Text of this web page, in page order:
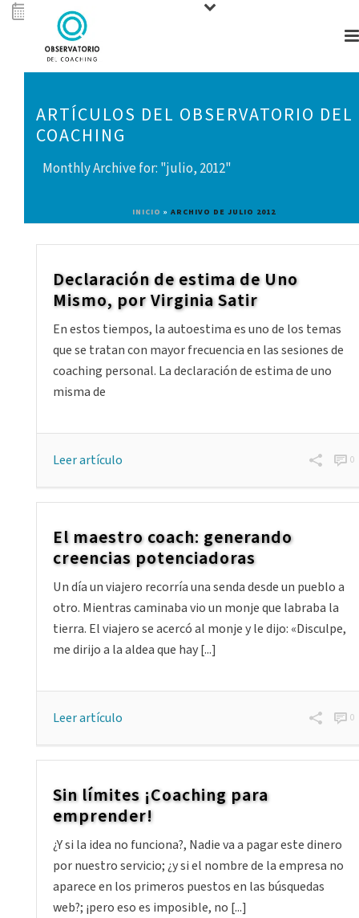
ARTÍCULOS DEL OBSERVATORIO DEL
COACHING
Monthly Archive for: "julio, 2012"
INICIO » ARCHIVO DE JULIO 2012
Declaración de estima de Uno
Mismo, por Virginia Satir
En estos tiempos, la autoestima es uno de los temas
que se tratan con mayor frecuencia en las sesiones de
coaching personal. La declaración de estima de uno
misma de
Leer artículo 0
El maestro coach: generando
creencias potenciadoras
Un día un viajero recorría una senda desde un pueblo a
otro. Mientras caminaba vio un monje que labraba la
tierra. El viajero se acercó al monje y le dijo: «Disculpe,
me dirijo a la aldea que hay [...]
Leer artículo 0
Sin límites ¡Coaching para
emprender!
¿Y si la idea no funciona?, Nadie va a pagar este dinero
por nuestro servicio; ¿y si el nombre de la empresa no
aparece en los primeros puestos en las búsquedas
web?; ¡pero eso es imposible, no [...]